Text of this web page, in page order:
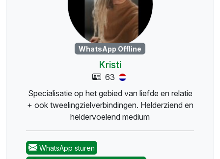
WhatsApp Offline
Kristi
63
Specialisatie op het gebied van liefde en relatie
+ ook tweelingzielverbindingen. Helderziend en
heldervoelend medium
WhatsApp sturen